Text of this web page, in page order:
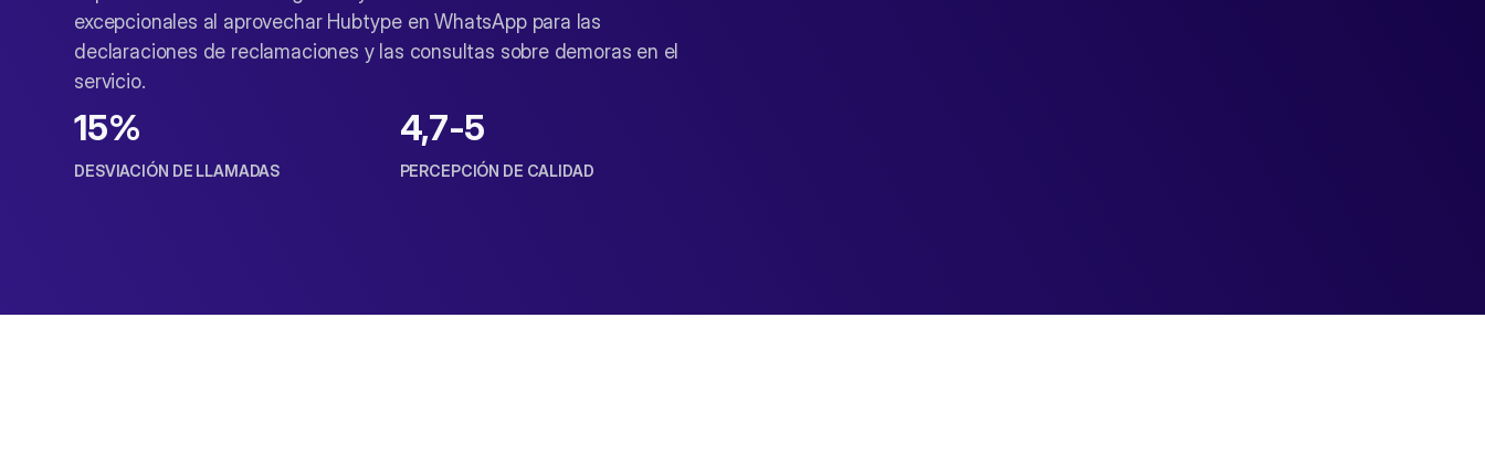
excepcionales al aprovechar Hubtype en WhatsApp para las
declaraciones de reclamaciones y las consultas sobre demoras en el
servicio.
15%
DESVIACIÓN DE LLAMADAS
4,7-5
PERCEPCIÓN DE CALIDAD